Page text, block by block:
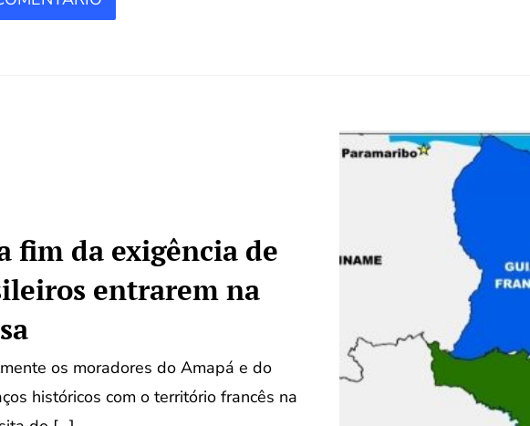
fim da exigência de
entrarem na
os moradores do Amapá e do
históricos com o território francês na